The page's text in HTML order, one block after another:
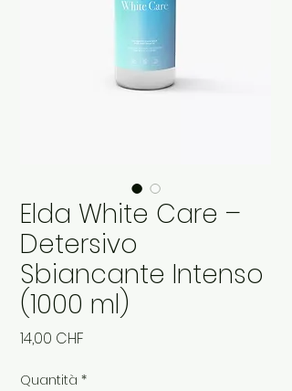
Elda White Care –
Detersivo
Sbiancante Intenso
(1000 ml)
14,00 CHF
Quantità *